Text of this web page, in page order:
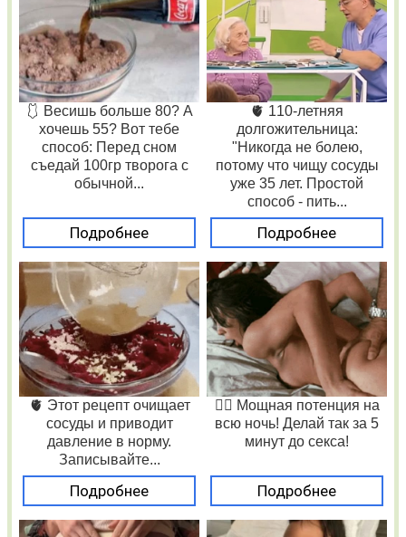
🩱 Весишь больше 80? А
хочешь 55? Вот тебе
способ: Перед сном
съедай 100гр творога с
обычной...
Подробнее
🫀 110-летняя
долгожительница:
"Никогда не болею,
потому что чищу сосуды
уже 35 лет. Простой
способ - пить...
Подробнее
🫀 Этот рецепт очищает
сосуды и приводит
давление в норму.
Записывайте...
Подробнее
❤️‍🔥 Мощная потенция на
всю ночь! Делай так за 5
минут до секса!
Подробнее